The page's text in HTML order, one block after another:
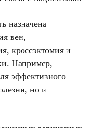
назначена
вен,
кроссэктомия и
Например,
эффективного
но и